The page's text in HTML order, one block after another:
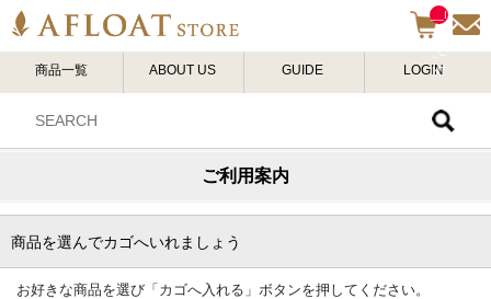
__I
TM
_C
NT
商品一覧 ABOUT US GUIDE LOGIN
ご利用案内
商品を選んでカゴへいれましょう
お好きな商品を選び「カゴへ入れる」ボタンを押してください。